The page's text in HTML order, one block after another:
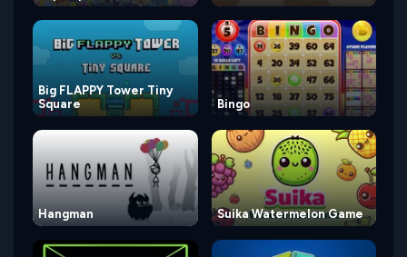
Big FLAPPY Tower Tiny
Square
Bingo
Hangman Suika Watermelon Game